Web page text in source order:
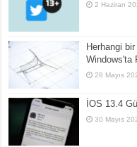
2 Haziran
Herhangi
Windows'ta
28 Mayıs
İOS 13.4
30 Mayıs